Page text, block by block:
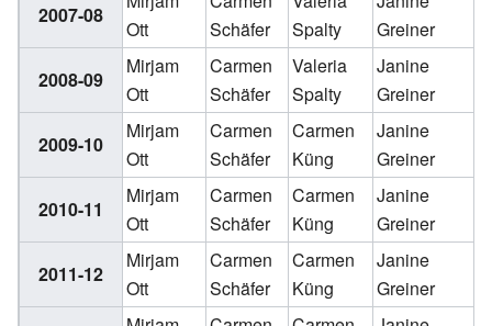
2007-08
Ott
Schäfer
Spalty
Greiner
2008-09
Mirjam
Ott
Carmen
Schäfer
Valeria
Spalty
Janine
Greiner
2009-10
Mirjam
Ott
Carmen
Schäfer
Carmen
Küng
Janine
Greiner
2010-11
Mirjam
Ott
Carmen
Schäfer
Carmen
Küng
Janine
Greiner
2011-12
Mirjam
Ott
Carmen
Schäfer
Carmen
Küng
Janine
Greiner